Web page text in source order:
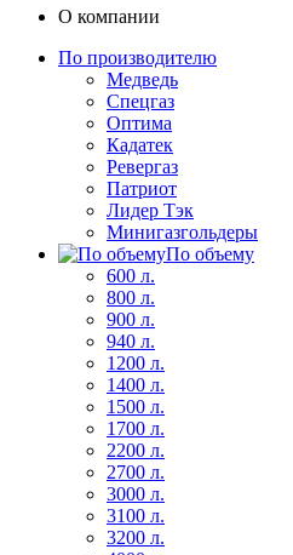
О компании
По производителю
Медведь
Спецгаз
Оптима
Кадатек
Ревергаз
Патриот
Лидер Тэк
Минигазгольдеры
По объему
600 л.
800 л.
900 л.
940 л.
1200 л.
1400 л.
1500 л.
1700 л.
2200 л.
2700 л.
3000 л.
3100 л.
3200 л.